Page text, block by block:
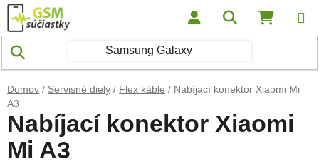
Prejsť na obsah Hľadať
Domov / Servisné diely / Flex káble / Nabíjací konektor Xiaomi Mi
A3
Nabíjací konektor Xiaomi
Mi A3